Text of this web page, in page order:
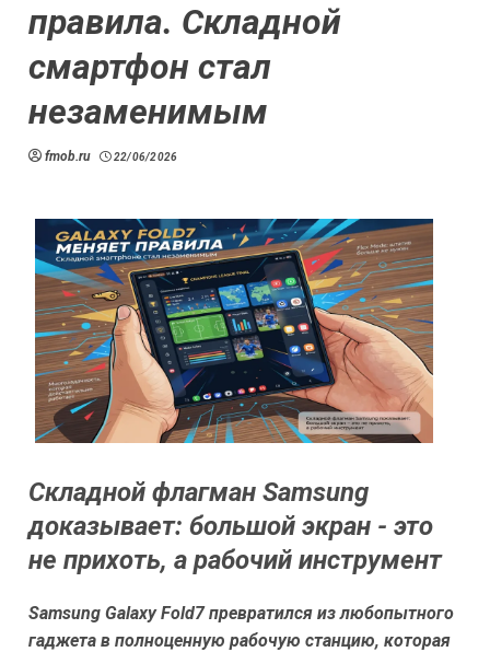
правила. Складной
смартфон стал
незаменимым
fmob.ru 22/06/2026
Складной флагман Samsung
доказывает: большой экран - это
не прихоть, а рабочий инструмент
Samsung Galaxy Fold7 превратился из любопытного
гаджета в полноценную рабочую станцию, которая